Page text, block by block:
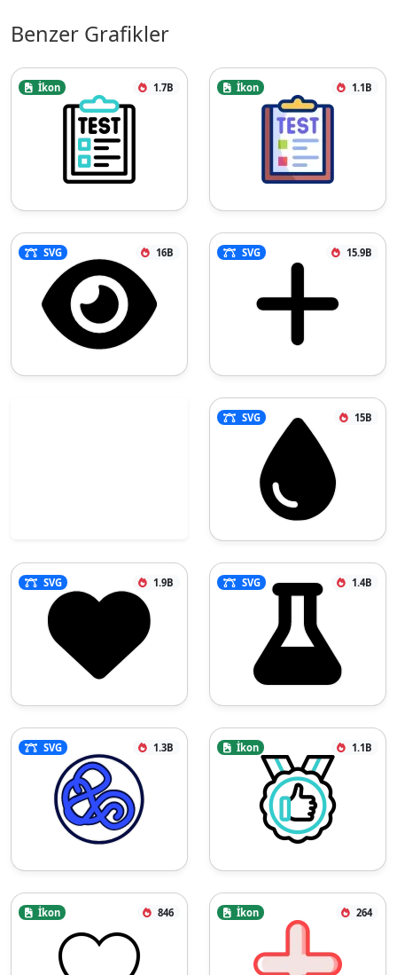
Benzer Grafikler
İkon 1.7B İkon 1.1B
SVG 16B SVG 15.9B
SVG 15B
SVG 1.9B SVG 1.4B
SVG 1.3B İkon 1.1B
İkon 846 İkon 264